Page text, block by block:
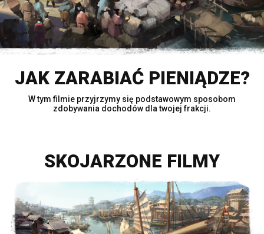
JAK ZARABIAĆ PIENIĄDZE?
W tym filmie przyjrzymy się podstawowym sposobom
zdobywania dochodów dla twojej frakcji.
SKOJARZONE FILMY